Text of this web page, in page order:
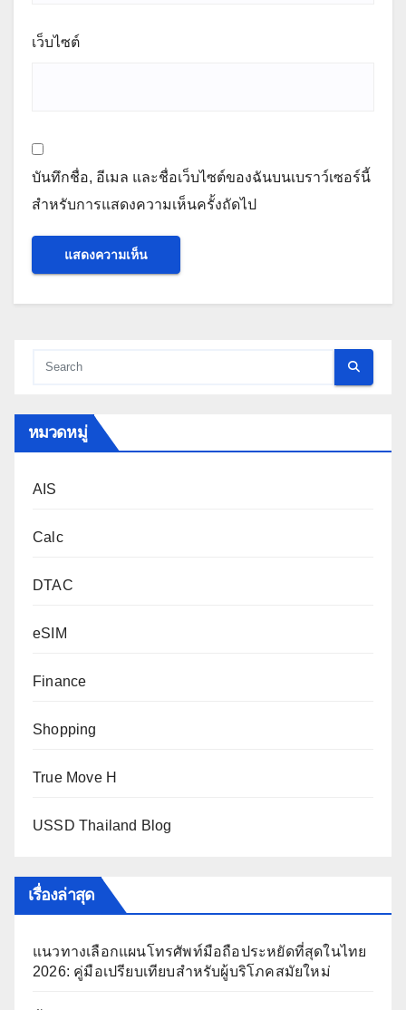
เว็บไซต์
บันทึกชื่อ, อีเมล และชื่อเว็บไซต์ของฉันบนเบราว์เซอร์นี้
สำหรับการแสดงความเห็นครั้งถัดไป
หมวดหมู่
AIS
Calc
DTAC
eSIM
Finance
Shopping
True Move H
USSD Thailand Blog
เรื่องล่าสุด
แนวทางเลือกแผนโทรศัพท์มือถือประหยัดที่สุดในไทย
2026: คู่มือเปรียบเทียบสำหรับผู้บริโภคสมัยใหม่